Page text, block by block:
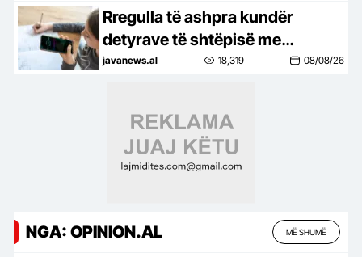
tryezë
Rregulla të ashpra kundër
detyrave të shtëpisë me
Inteligjencë Artificiale
javanews.al 18,319 08/08/26
NGA: OPINION.AL MË SHUMË